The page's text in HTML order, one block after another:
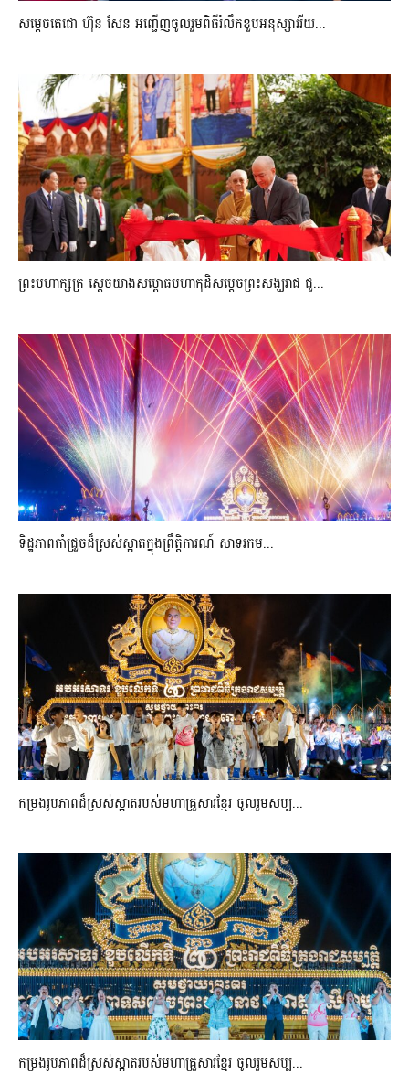
សម្តេចតេជោ ហ៊ុន សែន អញ្ជើញចូលរួមពិធីរំលឹកខួបអនុស្សាវរីយ...
ព្រះមហាក្សត្រ ស្តេចយាងសម្ពោធមហាកុដិសម្តេចព្រះសង្ឃរាជ ជួ...
ទិដ្ឋភាពកាំជ្រួចដ៏ស្រស់ស្អាត​ក្នុងព្រឹត្តិការណ៍​ សាទរកម...
កម្រងរូបភាពដ៏ស្រស់ស្អាត​របស់មហាគ្រួសារខ្មែរ​ ចូលរួមសប្ប...
កម្រងរូបភាពដ៏ស្រស់ស្អាត​របស់មហាគ្រួសារខ្មែរ​ ចូលរួមសប្ប...